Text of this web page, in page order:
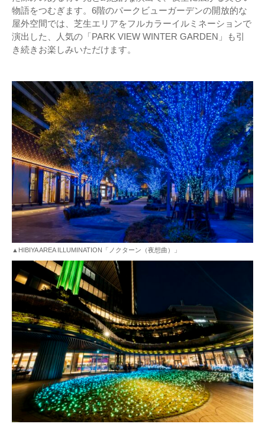
物語をつむぎます。6階のパークビューガーデンの開放的な
屋外空間では、芝生エリアをフルカラーイルミネーションで
演出した、人気の「PARK VIEW WINTER GARDEN」も引
き続きお楽しみいただけます。
▲HIBIYA AREA ILLUMINATION「ノクターン（夜想曲）」